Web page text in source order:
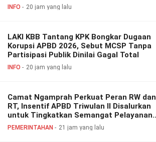
INFO 20 jam yang lalu
LAKI KBB Tantang KPK Bongkar Dugaan
Korupsi APBD 2026, Sebut MCSP Tanpa
Partisipasi Publik Dinilai Gagal Total
INFO 20 jam yang lalu
Camat Ngamprah Perkuat Peran RW dan
RT, Insentif APBD Triwulan II Disalurkan
untuk Tingkatkan Semangat Pelayanan
Masyarakat
PEMERINTAHAN 21 jam yang lalu